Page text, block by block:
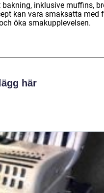
inklusive muffins,
kan vara smaksatta med
öka smakupplevelsen.
här